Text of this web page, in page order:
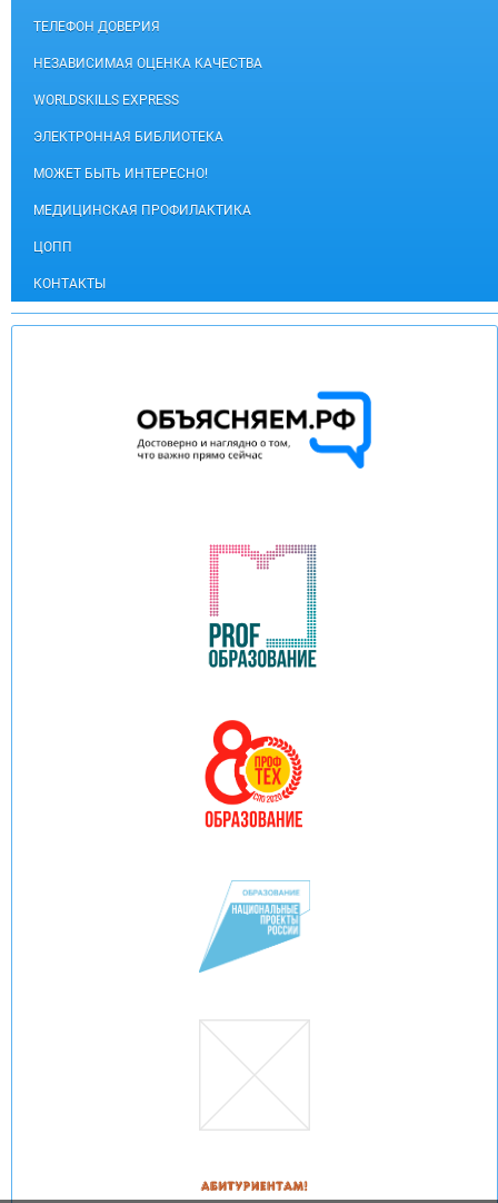
ТЕЛЕФОН ДОВЕРИЯ
НЕЗАВИСИМАЯ ОЦЕНКА КАЧЕСТВА
WORLDSKILLS EXPRESS
ЭЛЕКТРОННАЯ БИБЛИОТЕКА
МОЖЕТ БЫТЬ ИНТЕРЕСНО!
МЕДИЦИНСКАЯ ПРОФИЛАКТИКА
ЦОПП
КОНТАКТЫ